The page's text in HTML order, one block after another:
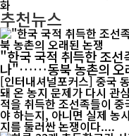
추천뉴스
"한국 국적 취득한 조선
나"……동북 농촌의 오
[인터내셔널포커스] 중국
돼 온 농지 문제가 다시 관
적을 취득한 조선족들이
야 하는지, 아니면 실제 농
지를 둘러싼 논쟁이다....